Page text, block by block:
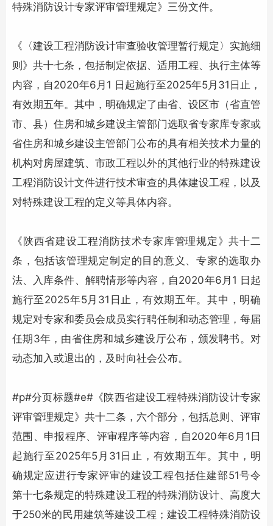
特殊消防设计专家评审管理规定》三份文件。
《〈建设工程消防设计审查验收管理暂行规定〉实施细
则》共十七条，包括制定依据、适用工程、执行主体等
内容，自2020年6月1 日起施行至2025年5月31日止，
有效期五年。其中，明确规定了由省、设区市（省直管
市、县）住房和城乡建设主管部门选取省专家库专家或
省住房和城乡建设主管部门公布的具有相关技术力量的
机构对房屋建筑、市政工程以外的其他行业的特殊建设
工程消防设计文件进行技术审查的具体建设工程，以及
对特殊建设工程的定义等具体内容。
《陕西省建设工程消防技术专家库管理规定》共十二
条，包括该管理规定制定的目的意义、专家的选取办
法、入库条件、解聘情形等内容，自2020年6月1 日起
施行至2025年5月31日止，有效期五年。其中，明确
规定对专家和委员会成员实行聘任制和动态管理，每届
任期3年，由省住房和城乡建设厅公布，颁发聘书。对
动态加入或退出的，及时向社会公布。
#p#分页标题#e#《陕西省建设工程特殊消防设计专家
评审管理规定》共十二条，六个部分，包括总则、评审
范围、申报程序、评审程序等内容，自2020年6月1日
起施行至2025年5月31日止，有效期五年。其中，明
确规定应进行专家评审的建设工程包括住建部51号令
第十七条规定的特殊建设工程的特殊消防设计、高度大
于250米的民用建筑等建设工程；建设工程特殊消防设